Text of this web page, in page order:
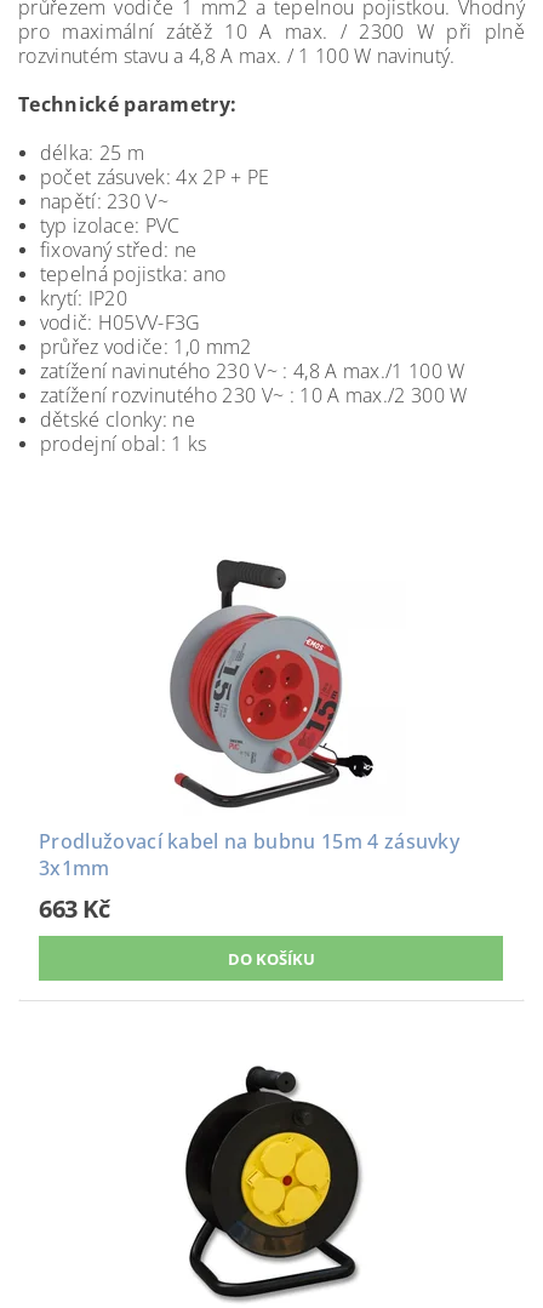
průřezem vodiče 1 mm2 a tepelnou pojistkou. Vhodný
pro maximální zátěž 10 A max. / 2300 W při plně
rozvinutém stavu a 4,8 A max. / 1 100 W navinutý.
Technické parametry:
délka: 25 m
počet zásuvek: 4x 2P + PE
napětí: 230 V~
typ izolace: PVC
fixovaný střed: ne
tepelná pojistka: ano
krytí: IP20
vodič: H05VV-F3G
průřez vodiče: 1,0 mm2
zatížení navinutého 230 V~ : 4,8 A max./1 100 W
zatížení rozvinutého 230 V~ : 10 A max./2 300 W
dětské clonky: ne
prodejní obal: 1 ks
Prodlužovací kabel na bubnu 15m 4 zásuvky
3x1mm
663 Kč